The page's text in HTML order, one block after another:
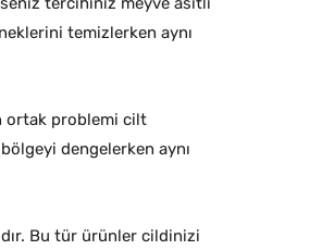
temizlerken aynı
ortak problemi cilt
dengelerken aynı
Bu tür ürünler cildinizi